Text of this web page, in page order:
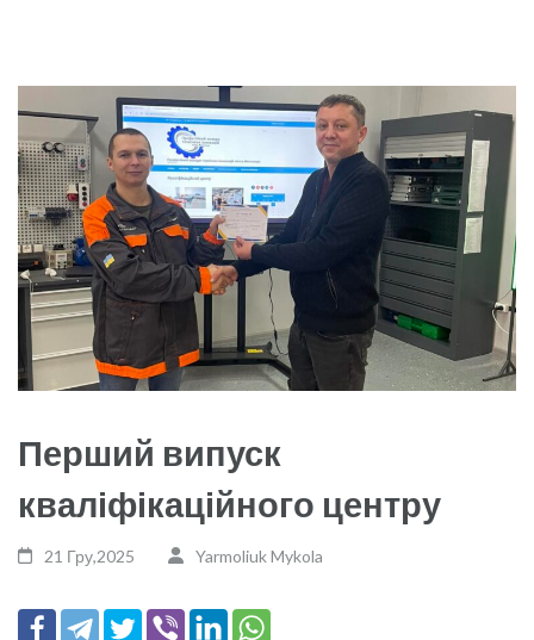
Перший випуск
кваліфікаційного центру
21 Гру,2025 Yarmoliuk Mykola